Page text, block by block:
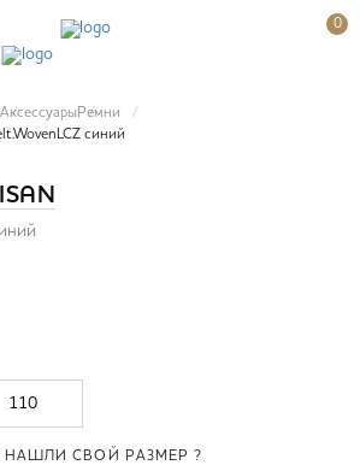
0
Аксессуары Ремни
синий
НАШЛИ СВОЙ РАЗМЕР ?
110